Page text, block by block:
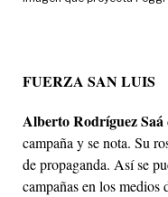
FUERZA SAN LUIS
Alberto Rodríguez Saá
campaña y se nota. Su
de propaganda. Así se
campañas en los medios